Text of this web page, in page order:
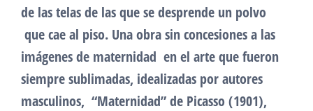
de las telas de las que se desprende un polvo
que cae al piso. Una obra sin concesiones a las
imágenes de maternidad en el arte que fueron
siempre sublimadas, idealizadas por autores
masculinos, “Maternidad” de Picasso (1901),